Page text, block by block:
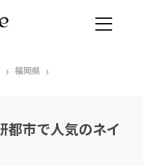
› 福岡県 ›
都市で人気のネイ